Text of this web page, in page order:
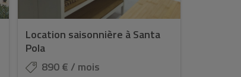
Location saisonnière à Santa
Pola
890 € / mois